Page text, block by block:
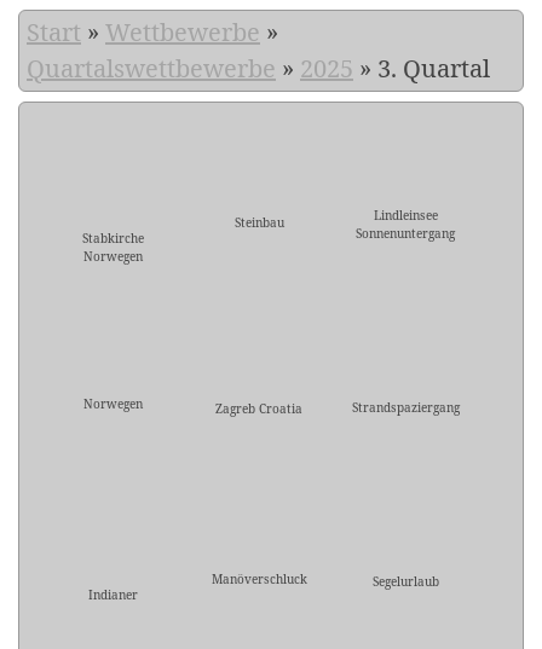
Start » Wettbewerbe »
Quartalswettbewerbe » 2025 » 3. Quartal
Stabkirche
Norwegen
Steinbau
Lindleinsee
Sonnenuntergang
Norwegen Zagreb Croatia Strandspaziergang
Indianer
Manöverschluck Segelurlaub